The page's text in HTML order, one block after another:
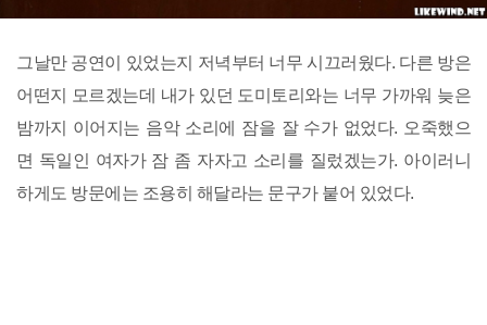
그날만 공연이 있었는지 저녁부터 너무 시끄러웠다. 다른 방은
어떤지 모르겠는데 내가 있던 도미토리와는 너무 가까워 늦은
밤까지 이어지는 음악 소리에 잠을 잘 수가 없었다. 오죽했으
면 독일인 여자가 잠 좀 자자고 소리를 질렀겠는가. 아이러니
하게도 방문에는 조용히 해달라는 문구가 붙어 있었다.